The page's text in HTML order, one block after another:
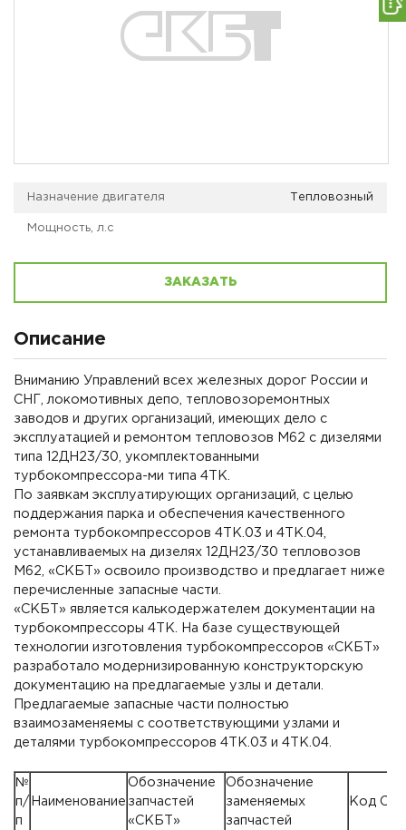
Назначение двигателя Тепловозный
Мощность, л.с
ЗАКАЗАТЬ
Описание
Вниманию Управлений всех железных дорог России и
СНГ, локомотивных депо, тепловозоремонтных
заводов и других организаций, имеющих дело с
эксплуатацией и ремонтом тепловозов М62 с дизелями
типа 12ДН23/30, укомплектованными
турбокомпрессора-ми типа 4ТК.
По заявкам эксплуатирующих организаций, с целью
поддержания парка и обеспечения качественного
ремонта турбокомпрессоров 4ТК.03 и 4ТК.04,
устанавливаемых на дизелях 12ДН23/30 тепловозов
М62, «СКБТ» освоило производство и предлагает ниже
перечисленные запасные части.
«СКБТ» является калькодержателем документации на
турбокомпрессоры 4ТК. На базе существующей
технологии изготовления турбокомпрессоров «СКБТ»
разработало модернизированную конструкторскую
документацию на предлагаемые узлы и детали.
Предлагаемые запасные части полностью
взаимозаменяемы с соответствующими узлами и
деталями турбокомпрессоров 4ТК.03 и 4ТК.04.
№
п/
п
Наименование
Обозначение
запчастей
«СКБТ»
Обозначение
заменяемых
запчастей
Код